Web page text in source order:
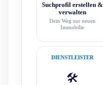
Suchprofil erstellen &
verwalten
Dein Weg zur neuen
Immobilie
DIENSTLEISTER
🛠️